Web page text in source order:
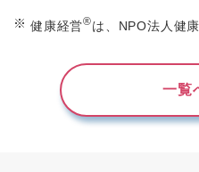
※ 健康経営®は、NPO法人健
一覧